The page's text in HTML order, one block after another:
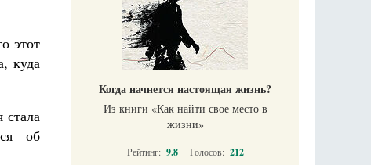
этот
куда
об
Когда начнется настоящая жизнь?
Из книги «Как найти свое место в
жизни​»
Рейтинг: 9.8 Голосов: 212